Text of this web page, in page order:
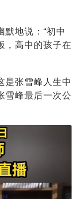
地说：“初中
，高中的孩子在
是张雪峰人生中
雪峰最后一次公